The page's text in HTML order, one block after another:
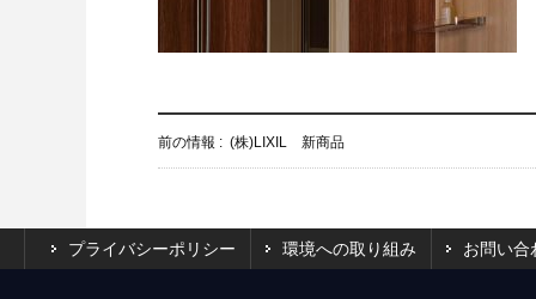
前の情報 : (株)LIXIL 新商品
プライバシーポリシー 環境への取り組み お問い合